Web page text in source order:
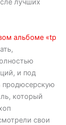
лучших
альбоме «tp
и под
продюсерскую
который
свои